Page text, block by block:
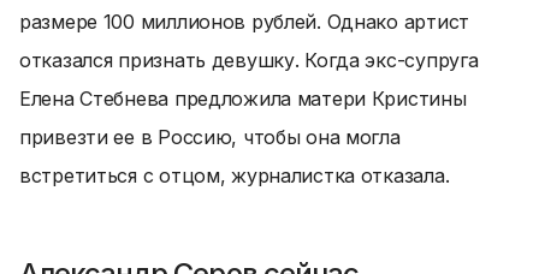
размере 100 миллионов рублей. Однако артист
отказался признать девушку. Когда экс-супруга
Елена Стебнева предложила матери Кристины
привезти ее в Россию, чтобы она могла
встретиться с отцом, журналистка отказала.